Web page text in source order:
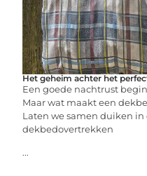
Het geheim achter het
Een goede nachtrust
Maar wat maakt een
Laten we samen duiken in
dekbedovertrekken
...